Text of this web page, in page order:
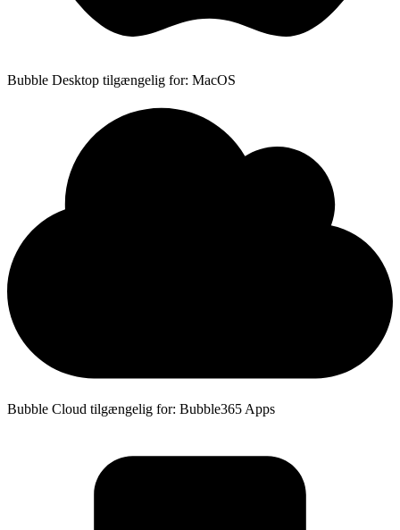
Bubble Desktop tilgængelig for: MacOS
Bubble Cloud tilgængelig for: Bubble365 Apps